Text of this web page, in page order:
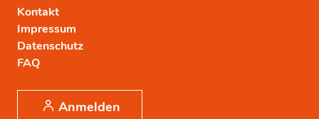
Kontakt
Impressum
Datenschutz
FAQ
Anmelden